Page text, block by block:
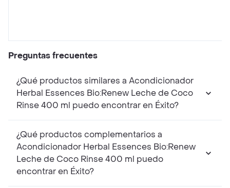
Preguntas frecuentes
¿Qué productos similares a Acondicionador
Herbal Essences Bio:Renew Leche de Coco
Rinse 400 ml puedo encontrar en Éxito?
¿Qué productos complementarios a
Acondicionador Herbal Essences Bio:Renew
Leche de Coco Rinse 400 ml puedo
encontrar en Éxito?